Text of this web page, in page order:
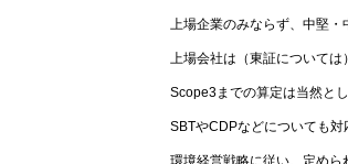
上場企業のみならず、中堅・
上場会社は（東証については
Scope3までの算定は当然と
SBTやCDPなどについても対
環境経営戦略に従い、定め